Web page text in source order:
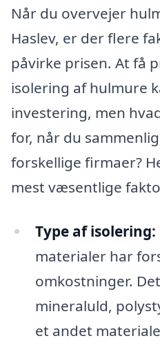
Når du overvejer
Haslev, er der flere
påvirke prisen. At få
isolering af hulmure
investering, men
for, når du
forskellige firmaer?
mest væsentlige
Type af isolering:
materialer har
omkostninger.
mineraluld,
et andet